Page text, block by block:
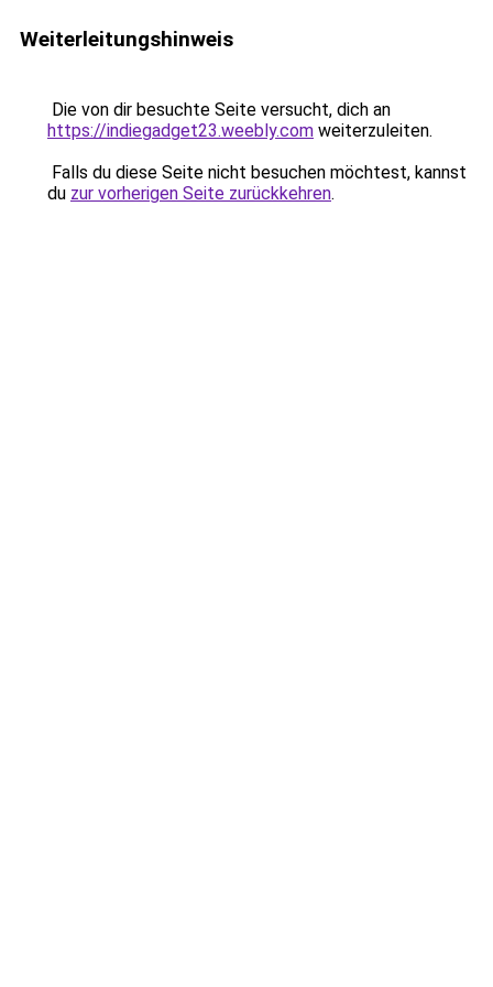
Weiterleitungshinweis
Die von dir besuchte Seite versucht, dich an
https://indiegadget23.weebly.com weiterzuleiten.
Falls du diese Seite nicht besuchen möchtest, kannst
du zur vorherigen Seite zurückkehren.